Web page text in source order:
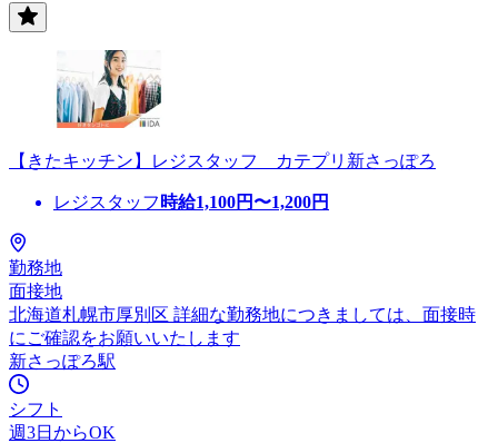
【きたキッチン】レジスタッフ カテプリ新さっぽろ
レジスタッフ 時給1,100円〜1,200円
勤務地
面接地
北海道札幌市厚別区 詳細な勤務地につきましては、面接時
にご確認をお願いいたします
新さっぽろ駅
シフト
週3日からOK